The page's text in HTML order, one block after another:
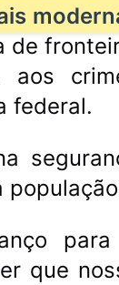
de
aos
federal.
que